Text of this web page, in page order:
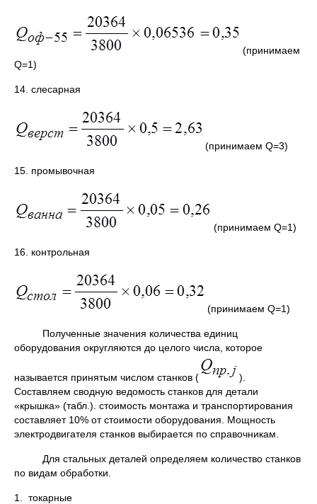
(принимаем
Q=1)
14. слесарная
(принимаем Q=3)
15. промывочная
(принимаем Q=1)
16. контрольная
(принимаем Q=1)
Полученные значения количества единиц
оборудования округляются до целого числа, которое
называется принятым числом станков (
).
Составляем сводную ведомость станков для детали
«крышка» (табл.). стоимость монтажа и транспортирования
составляет 10% от стоимости оборудования. Мощность
электродвигателя станков выбирается по справочникам.
Для стальных деталей определяем количество станков
по видам обработки.
1. токарные